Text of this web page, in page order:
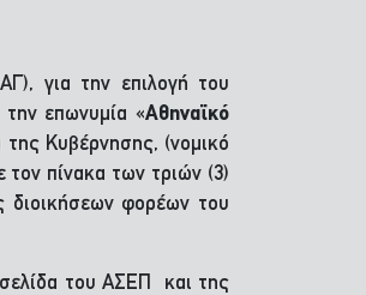
για την επιλογή του
την επωνυμία «Αθηναϊκό
Κυβέρνησης, (νομικό
πίνακα των τριών (3)
διοικήσεων φορέων του
του ΑΣΕΠ και της